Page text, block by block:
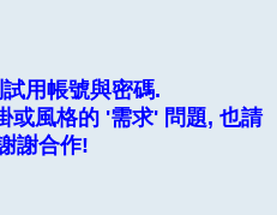
用帳號與密碼.
或風格的 '需求' 問題, 也請
謝合作!